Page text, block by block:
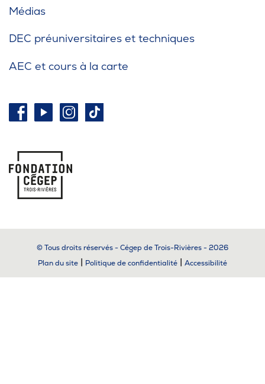
Médias
DEC préuniversitaires et techniques
AEC et cours à la carte
© Tous droits réservés - Cégep de Trois-Rivières - 2026
Plan du site | Politique de confidentialité | Accessibilité